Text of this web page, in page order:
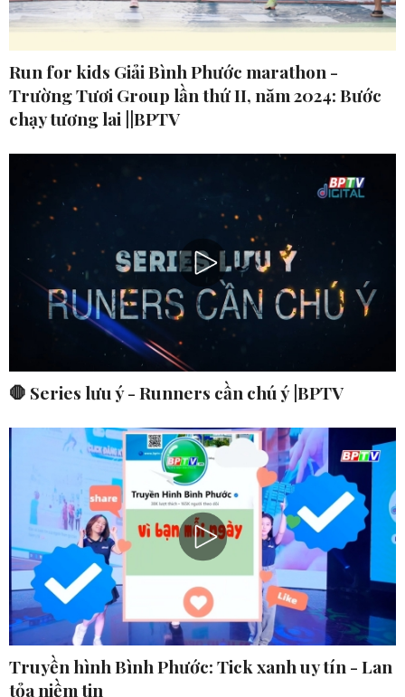
Run for kids Giải Bình Phước marathon -
Trường Tươi Group lần thứ II, năm 2024: Bước
chạy tương lai ||BPTV
🛑 Series lưu ý - Runners cần chú ý |BPTV
Truyền hình Bình Phước: Tick xanh uy tín - Lan
tỏa niềm tin